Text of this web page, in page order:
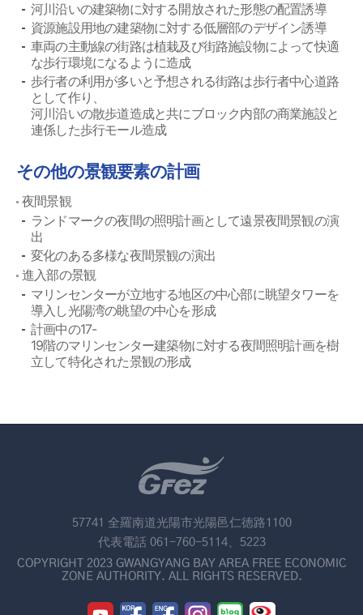
河川沿いの建築物に対する開放された形態の配置誘導
資源施設用地の建築物に対する低層部のデザイン誘導
車両の主動線の街路は植栽及び街路施設物によって快適
な歩行環境になるように造成
歩行者の利用が多いと予想される街路は歩行者中心道路
として作り、
河川沿いの散歩道造成と共にブロック内部の商業施設と
連係した歩行モール造成
その他の景観要素の計画
夜間景観
ランドマークの夜間の照明計画として遠景夜間景観の演
出
変化のある多様な夜間景観の演出
進入部の景観
マリンセンターが立地する地区の中心部に眺望タワーを
導入し光陽湾の眺望の中心を形成
計画中の17-
19階のマリンセンター建築物に対する夜間照明計画を樹
立して特化された景観の形成
57741 全羅南道光陽市光陽邑仁徳路1100
代表電話 061-760-5114、5223
COPYRIGHT 2023 GWANGYANG BAY AREA FREE ECONOMIC
ZONE AUTHORITY. ALL RIGHTS RESERVED.